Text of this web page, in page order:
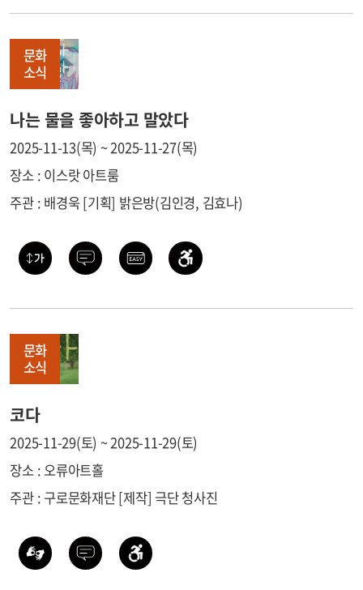
문화
소식
나는 물을 좋아하고 말았다
2025-11-13(목) ~ 2025-11-27(목)
장소 : 이스랏 아트룸
주관 : 배경욱 [기획] 밝은방(김인경, 김효나)
문화
소식
코다
2025-11-29(토) ~ 2025-11-29(토)
장소 : 오류아트홀
주관 : 구로문화재단 [제작] 극단 청사진